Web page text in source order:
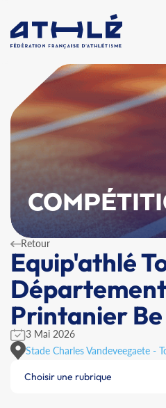
Retour
Equip'athlé
Printanier
3 Mai 2026
Stade Charles Vandeveegaete -
Choisir une rubrique